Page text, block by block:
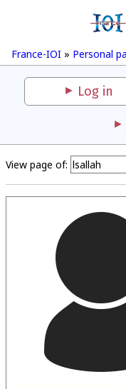
France-IOI » Personal
Log in
View page of: